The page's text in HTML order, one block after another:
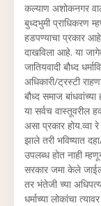
कल्याण अशोकनगर
बुध्दभुमी प्राधिकरण
हडपण्याचा प्रकार
दाखविला आहे. या
जातियवादी बौध्द
अधिकारी/ट्रस्टी
बौध्द समाज
या सर्वच वास्तूवरील
असा प्रकार होय.व्वा
झाले तरी भविष्यात
उपलब्ध होत नाही
सरकार जमा केले
तर भंतेजी च्या
धर्माच्या लोकांचा